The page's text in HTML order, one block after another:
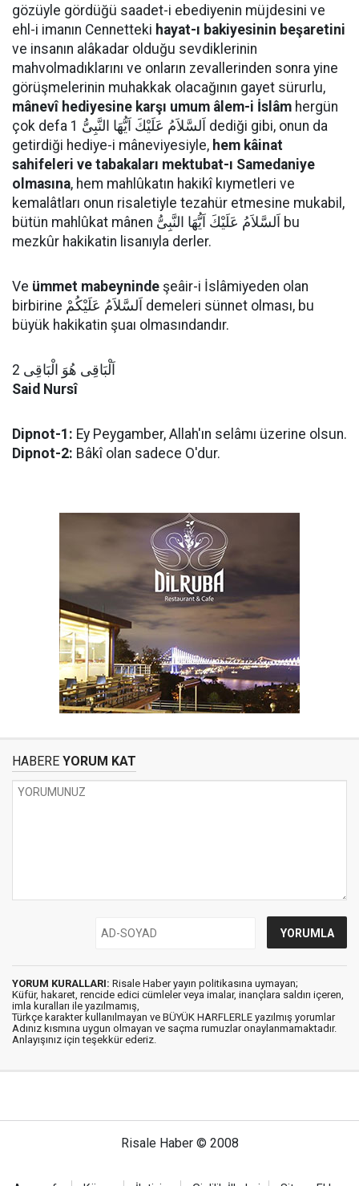
gözüyle gördüğü saadet-i ebediyenin müjdesini ve
ehl-i imanın Cennetteki hayat-ı bakiyesinin beşaretini
ve insanın alâkadar olduğu sevdiklerinin
mahvolmadıklarını ve onların zevallerinden sonra yine
görüşmelerinin muhakkak olacağının gayet sürurlu,
mânevî hediyesine karşı umum âlem-i İslâm hergün
çok defa اَلسَّلاَمُ عَلَيْكَ اَيُّهَا النَّبِىُّ 1 dediği gibi, onun da
getirdiği hediye-i mâneviyesiyle, hem kâinat
sahifeleri ve tabakaları mektubat-ı Samedaniye
olmasına, hem mahlûkatın hakikî kıymetleri ve
kemalâtları onun risaletiyle tezahür etmesine mukabil,
bütün mahlûkat mânen اَلسَّلاَمُ عَلَيْكَ اَيُّهَا النَّبِىُّ bu
mezkûr hakikatin lisanıyla derler.
Ve ümmet mabeyninde şeâir-i İslâmiyeden olan
birbirine اَلسَّلاَمُ عَلَيْكُمْ demeleri sünnet olması, bu
büyük hakikatin şuaı olmasındandır.
اَلْبَاقِى هُوَ الْبَاقِى 2
Said Nursî
Dipnot-1: Ey Peygamber, Allah'ın selâmı üzerine olsun.
Dipnot-2: Bâkî olan sadece O'dur.
HABERE YORUM KAT
YORUM KURALLARI: Risale Haber yayın politikasına uymayan;
Küfür, hakaret, rencide edici cümleler veya imalar, inançlara saldırı içeren,
imla kuralları ile yazılmamış,
Türkçe karakter kullanılmayan ve BÜYÜK HARFLERLE yazılmış yorumlar
Adınız kısmına uygun olmayan ve saçma rumuzlar onaylanmamaktadır.
Anlayışınız için teşekkür ederiz.
Risale Haber © 2008